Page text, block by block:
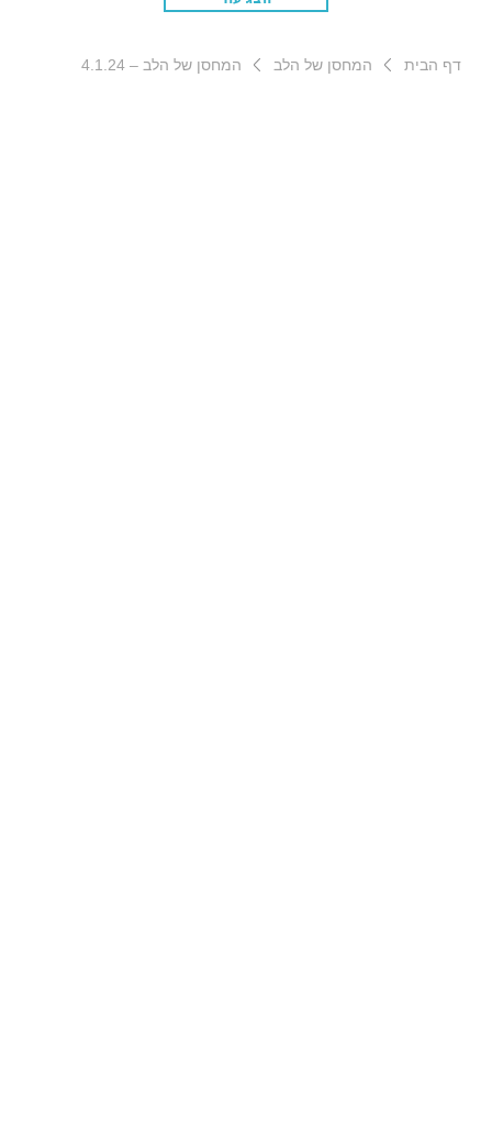
דף הבית המחסן של הלב המחסן של הלב – 4.1.24